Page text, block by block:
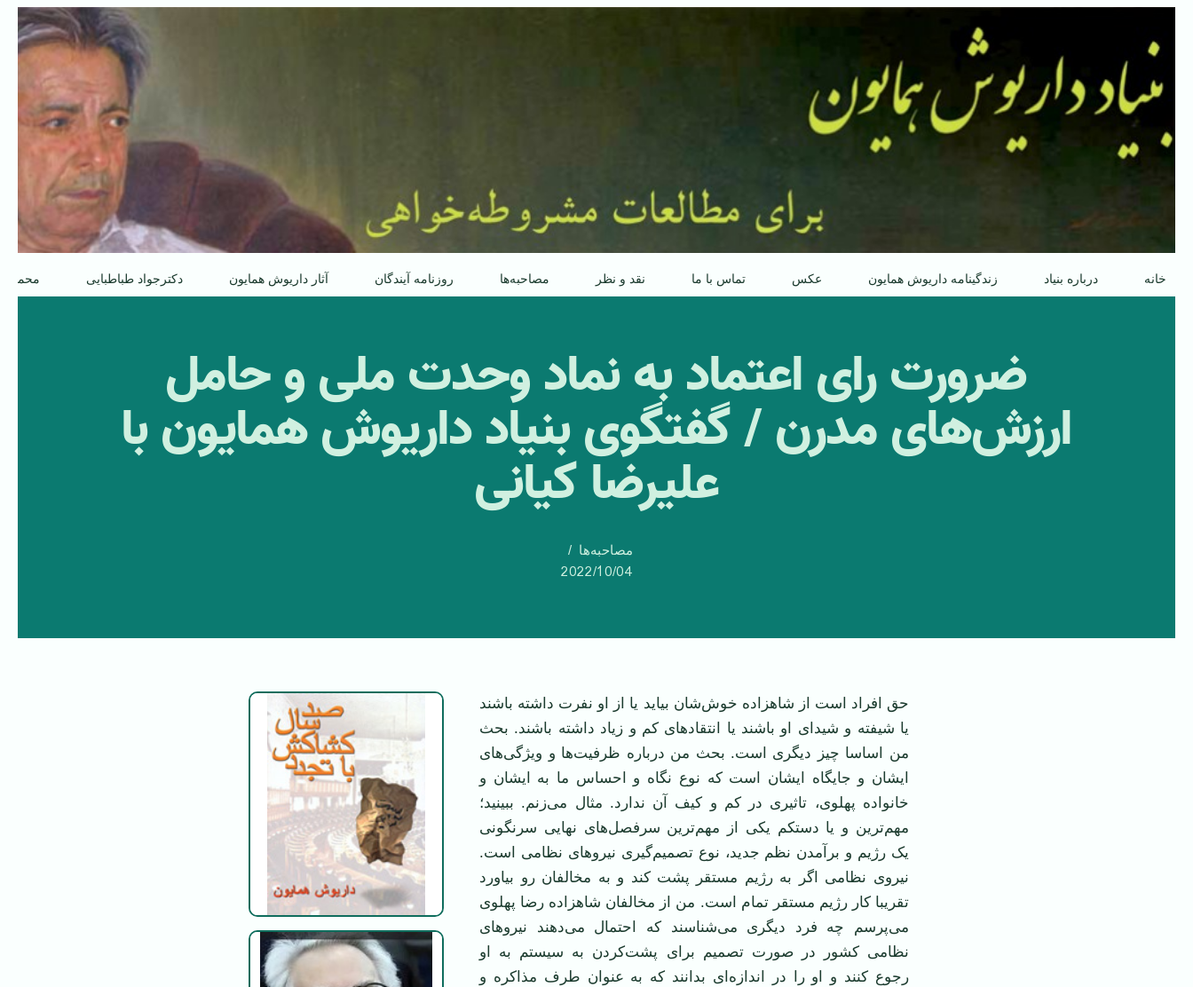
پرش
محتوا
خانه درباره بنیاد زندگینامه داریوش همایون عکس تماس با ما نقد و نظر مصاحبه‌ها روزنامه آیندگان آثار داریوش همایون دکترجواد طباطبایی
ضرورت رای اعتماد به نماد وحدت ملی و حامل
ارزش‌های مدرن / گفتگوی بنیاد داریوش همایون با
علیرضا کیانی
مصاحبه‌ها
2022/10/04
حق افراد است از شاهزاده خوش‌شان بیاید یا از او نفرت داشته باشند
یا شیفته و شیدای او باشند یا انتقادهای کم و زیاد داشته باشند. بحث
من اساسا چیز دیگری است. بحث من درباره ظرفیت‌ها و ویژگی‌های
ایشان و جایگاه ایشان است که نوع نگاه و احساس ما به ایشان و
خانواده پهلوی، تاثیری در کم و کیف آن ندارد. مثال می‌زنم. ببینید؛
مهم‌ترین و یا دستکم یکی از مهم‌ترین سرفصل‌های نهایی سرنگونی
یک رژیم و برآمدن نظم جدید، نوع تصمیم‌گیری نیروهای نظامی است.
نیروی نظامی اگر به رژیم مستقر پشت کند و به مخالفان رو بیاورد
تقریبا کار رژیم مستقر تمام است. من از مخالفان شاهزاده رضا پهلوی
می‌پرسم چه فرد دیگری می‌شناسند که احتمال می‌دهند نیروهای
نظامی کشور در صورت تصمیم برای پشت‌کردن به سیستم به او
رجوع کنند و او را در اندازه‌ای بدانند که به عنوان طرف مذاکره و